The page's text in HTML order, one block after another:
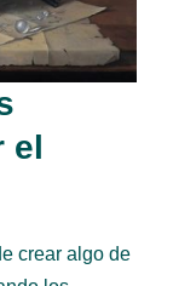
el
crear algo de